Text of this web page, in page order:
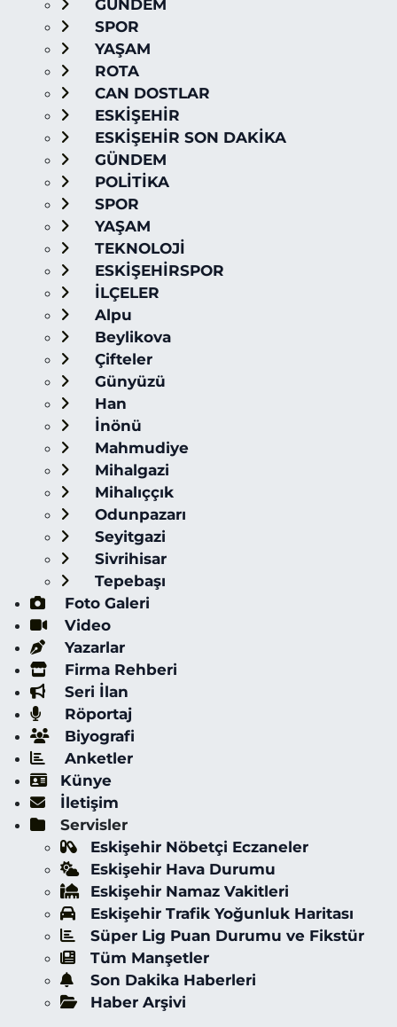
GÜNDEM
SPOR
YAŞAM
ROTA
CAN DOSTLAR
ESKİŞEHİR
ESKİŞEHİR SON DAKİKA
GÜNDEM
POLİTİKA
SPOR
YAŞAM
TEKNOLOJİ
ESKİŞEHİRSPOR
İLÇELER
Alpu
Beylikova
Çifteler
Günyüzü
Han
İnönü
Mahmudiye
Mihalgazi
Mihalıççık
Odunpazarı
Seyitgazi
Sivrihisar
Tepebaşı
Foto Galeri
Video
Yazarlar
Firma Rehberi
Seri İlan
Röportaj
Biyografi
Anketler
Künye
İletişim
Servisler
Eskişehir Nöbetçi Eczaneler
Eskişehir Hava Durumu
Eskişehir Namaz Vakitleri
Eskişehir Trafik Yoğunluk Haritası
Süper Lig Puan Durumu ve Fikstür
Tüm Manşetler
Son Dakika Haberleri
Haber Arşivi